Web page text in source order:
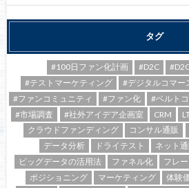
タグ
#100日ファン化計画 #D2C
#テストマーケティング
#デジタルコマー
#ファンコミュニティ
#ファン化 #ベルト
#市場調査
#社外アイデア企画室 CRM
クラウドファンディング
コンサル通販
データ分析
ドライテスト ネット通
ビッグデータの活用法
ファネル化 フレ
ポジショニング
マーケティング 体験